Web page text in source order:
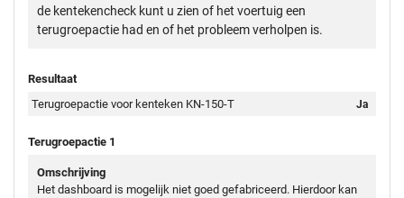
de kentekencheck kunt u zien of het voertuig een
terugroepactie had en of het probleem verholpen is.
Resultaat
Terugroepactie voor kenteken KN-150-T
Ja
Terugroepactie 1
Omschrijving
Het dashboard is mogelijk niet goed gefabriceerd. Hierdoor kan